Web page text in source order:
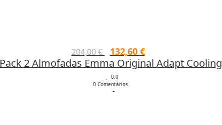
204,00€
O
preço
original
era:
132,60 €
preço
Pack 2 Almofadas Emma Original Adapt Cooling
0.0
0 Comentários